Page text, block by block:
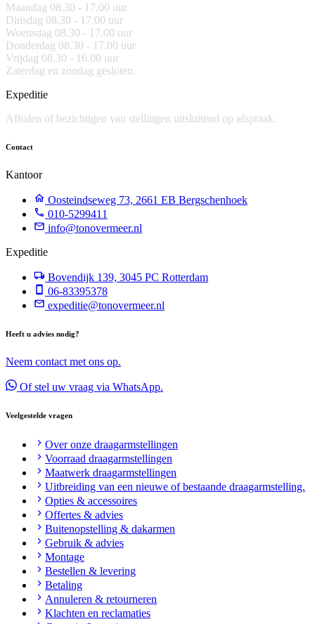
Maandag 08.30 - 17.00 uur
Dinsdag 08.30 - 17.00 uur
Woensdag 08.30 - 17.00 uur
Donderdag 08.30 - 17.00 uur
Vrijdag 08.30 - 16.00 uur
Zaterdag en zondag gesloten.
Expeditie
Afhalen of bezichtigen van stellingen uitsluitend op afspraak.
Contact
Kantoor
Oosteindseweg 73, 2661 EB Bergschenhoek
010-5299411
info@tonovermeer.nl
Expeditie
Bovendijk 139, 3045 PC Rotterdam
06-83395378
expeditie@tonovermeer.nl
Heeft u advies nodig?
Neem contact met ons op.
Of stel uw vraag via WhatsApp.
Veelgestelde vragen
Over onze draagarmstellingen
Voorraad draagarmstellingen
Maatwerk draagarmstellingen
Uitbreiding van een nieuwe of bestaande draagarmstelling.
Opties & accessoires
Offertes & advies
Buitenopstelling & dakarmen
Gebruik & advies
Montage
Bestellen & levering
Betaling
Annuleren & retourneren
Klachten en reclamaties